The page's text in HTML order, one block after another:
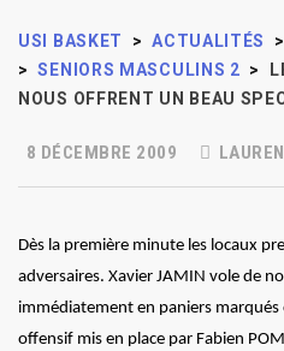
USI BASKET > ACTUALITÉS >
> SENIORS MASCULINS 2 >
NOUS OFFRENT UN BEAU
8 DÉCEMBRE 2009
Dès la première minute les locaux
adversaires. Xavier JAMIN vole de
immédiatement en paniers marqués
offensif mis en place par Fabien